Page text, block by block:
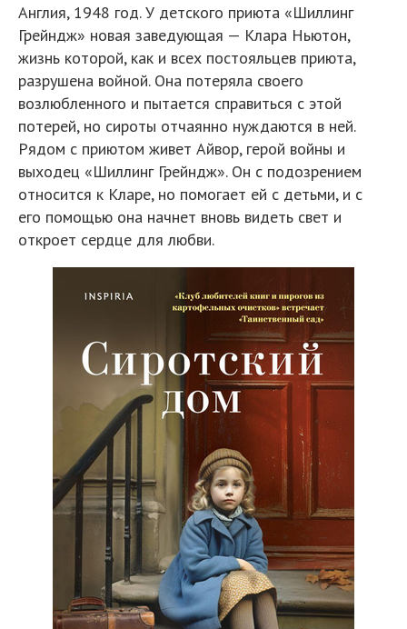
Англия, 1948 год. У детского приюта «Шиллинг
Грейндж» новая заведующая — Клара Ньютон,
жизнь которой, как и всех постояльцев приюта,
разрушена войной. Она потеряла своего
возлюбленного и пытается справиться с этой
потерей, но сироты отчаянно нуждаются в ней.
Рядом с приютом живет Айвор, герой войны и
выходец «Шиллинг Грейндж». Он с подозрением
относится к Кларе, но помогает ей с детьми, и с
его помощью она начнет вновь видеть свет и
откроет сердце для любви.